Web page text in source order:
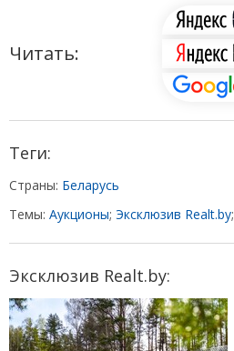
Читать:
Теги:
Страны: Беларусь
Темы: Аукционы; Эксклюзив Realt.by;
Эксклюзив Realt.by: